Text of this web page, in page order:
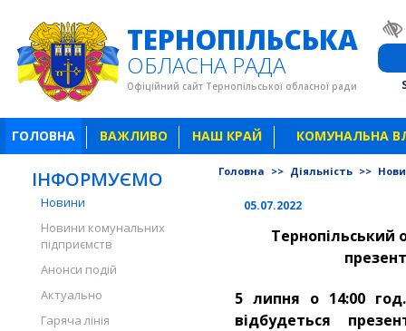
ТЕРНОПІЛЬСЬКА
ОБЛАСНА РАДА
Офіційний сайт Тернопільської обласної ради
ГОЛОВНА ВАЖЛИВО НАШ КРАЙ КОМУНАЛЬНА
ІНФОРМУЄМО
Новини
Новини комунальних
підприємств
Анонси подій
Актуально
Гаряча лінія
Головна >> Діяльність >>
05.07.2022
Тернопільський
5 липня о 14:00
відбудеться